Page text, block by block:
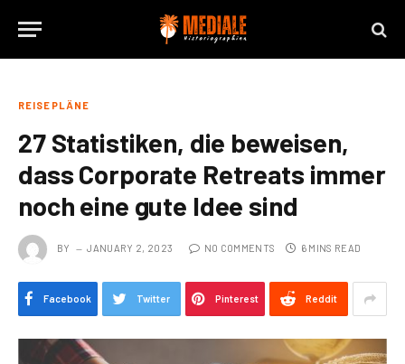
REISEPLÄNE
27 Statistiken, die beweisen,
dass Corporate Retreats immer
noch eine gute Idee sind
BY JANUARY 2, 2023 NO COMMENTS 6 MINS READ
Facebook Twitter Pinterest Reddit